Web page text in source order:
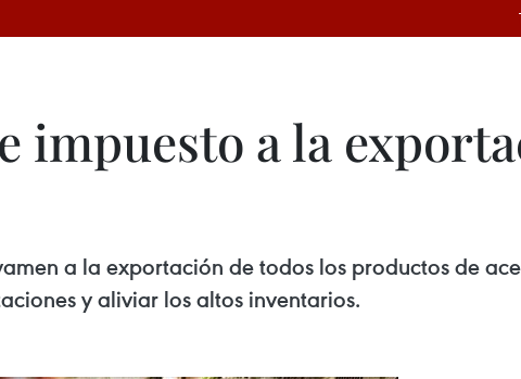
impuesto a la
a la exportación de todos los productos de
y aliviar los altos inventarios.